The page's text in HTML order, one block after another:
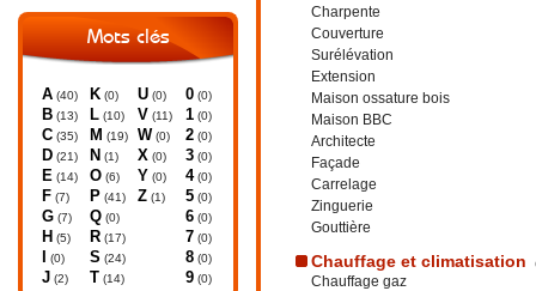
Mots clés
A (40)
B (13)
C (35)
D (21)
E (14)
F (7)
G (7)
H (5)
(0)
J (2)
K (0)
L (10)
M (19)
N (1)
O (6)
P (41)
Q (0)
R (17)
S (24)
T (14)
U (0)
V (11)
W (0)
X (0)
Y (0)
Z (1)
0 (0)
1 (0)
2 (0)
3 (0)
4(0)
5 (0)
6 (0)
7 (0)
8 (0)
9 (0)
Charpente
Couverture
Surélévation
Extension
Maison ossature bois
Maison BBC
Architecte
Façade
Carrelage
Zinguerie
Gouttière
Chauffage et climatisation
Chauffage gaz